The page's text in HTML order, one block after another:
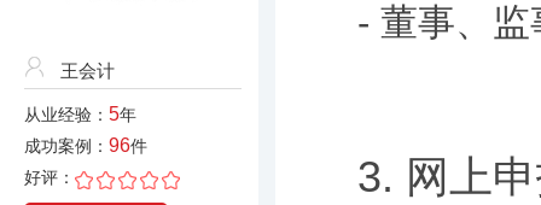
王会计
从业经验： 5年
成功案例： 96件
好评：
- 董事、
3. 网上